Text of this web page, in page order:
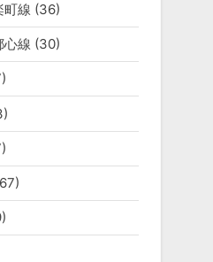
町線 (36)
心線 (30)